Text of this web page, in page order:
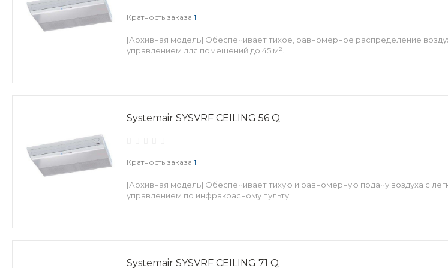
Кратность заказа 1
[Архивная модель] Обеспечивает тихое, равномерное распределение
управлением для помещений до 45 м².
Systemair SYSVRF CEILING 56 Q
Кратность заказа 1
[Архивная модель] Обеспечивает тихую и равномерную подачу воздуха с
управлением по инфракрасному пульту.
Systemair SYSVRF CEILING 71 Q